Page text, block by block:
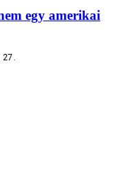
egy amerikai
27.